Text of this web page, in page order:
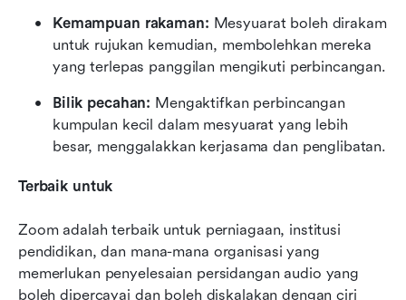
Kemampuan rakaman: Mesyuarat boleh dirakam
untuk rujukan kemudian, membolehkan mereka
yang terlepas panggilan mengikuti perbincangan.
Bilik pecahan: Mengaktifkan perbincangan
kumpulan kecil dalam mesyuarat yang lebih
besar, menggalakkan kerjasama dan penglibatan.
Terbaik untuk
Zoom adalah terbaik untuk perniagaan, institusi
pendidikan, dan mana-mana organisasi yang
memerlukan penyelesaian persidangan audio yang
boleh dipercayai dan boleh diskalakan dengan ciri